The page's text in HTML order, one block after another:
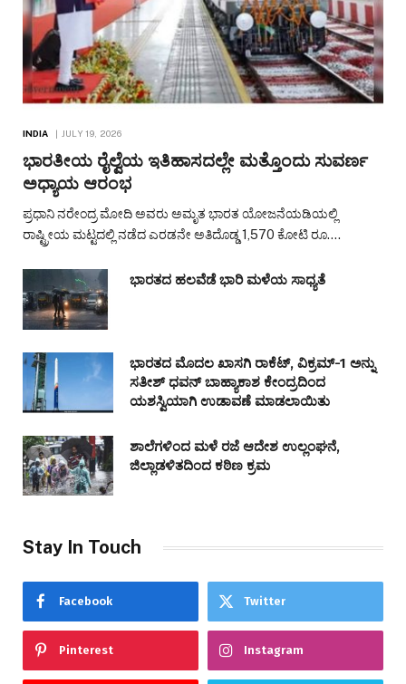
INDIA JULY 19, 2026
ಭಾರತೀಯ ರೈಲ್ವೆಯ ಇತಿಹಾಸದಲ್ಲೇ ಮತ್ತೊಂದು ಸುವರ್ಣ
ಅಧ್ಯಾಯ ಆರಂಭ
ಪ್ರಧಾನಿ ನರೇಂದ್ರ ಮೋದಿ ಅವರು ಅಮೃತ ಭಾರತ ಯೋಜನೆಯಡಿಯಲ್ಲಿ
ರಾಷ್ಟ್ರೀಯ ಮಟ್ಟದಲ್ಲಿ ನಡೆದ ಎರಡನೇ ಅತಿದೊಡ್ಡ 1,570 ಕೋಟಿ ರೂ.…
ಭಾರತದ ಹಲವೆಡೆ ಭಾರಿ ಮಳೆಯ ಸಾಧ್ಯತೆ
ಭಾರತದ ಮೊದಲ ಖಾಸಗಿ ರಾಕೆಟ್, ವಿಕ್ರಮ್-1 ಅನ್ನು
ಸತೀಶ್ ಧವನ್ ಬಾಹ್ಯಾಕಾಶ ಕೇಂದ್ರದಿಂದ
ಯಶಸ್ವಿಯಾಗಿ ಉಡಾವಣೆ ಮಾಡಲಾಯಿತು
ಶಾಲೆಗಳಿಂದ ಮಳೆ ರಜೆ ಆದೇಶ ಉಲ್ಲಂಘನೆ,
ಜಿಲ್ಲಾಡಳಿತದಿಂದ ಕಠಿಣ ಕ್ರಮ
Stay In Touch
Facebook Twitter
Pinterest Instagram